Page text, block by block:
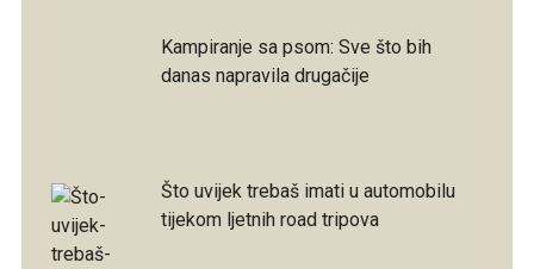
Kampiranje sa psom: Sve što bih
danas napravila drugačije
Što uvijek trebaš imati u automobilu
tijekom ljetnih road tripova